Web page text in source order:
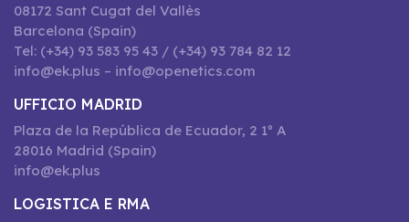
08172 Sant Cugat del Vallès
Barcelona (Spain)
Tel: (+34) 93 583 95 43 / (+34) 93 784 82 12
info@ek.plus – info@openetics.com
UFFICIO MADRID
Plaza de la República de Ecuador, 2 1º A
28016 Madrid (Spain)
info@ek.plus
LOGISTICA E RMA